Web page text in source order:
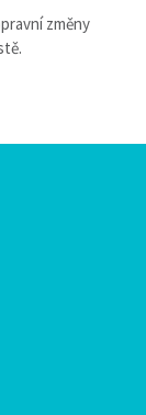
změny